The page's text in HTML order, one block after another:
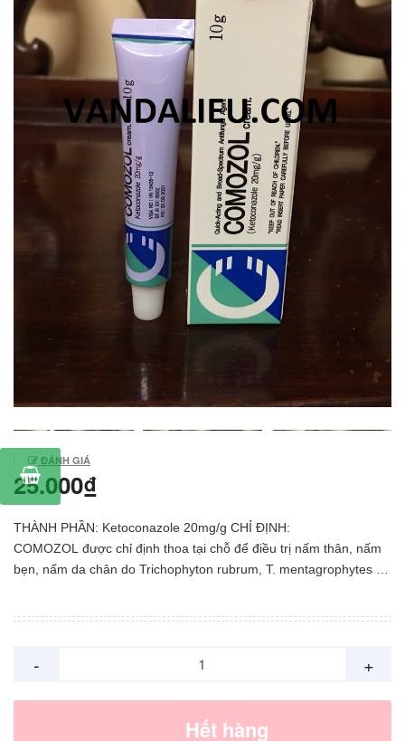
ĐÁNH GIÁ
25.000₫
THÀNH PHẦN: Ketoconazole 20mg/g CHỈ ĐỊNH:
COMOZOL được chỉ định thoa tại chỗ để điều trị nấm thân, nấm
bẹn, nấm da chân do Trichophyton rubrum, T. mentagrophytes và
nấm đa sắc (bệnh vẩy phấn): Thoa kem COMOZOL lên chỗ
nhiên bệnh nhân nhiễm nấm candida, nấm da đùi và nấm bẹn
- +
Hết hàng